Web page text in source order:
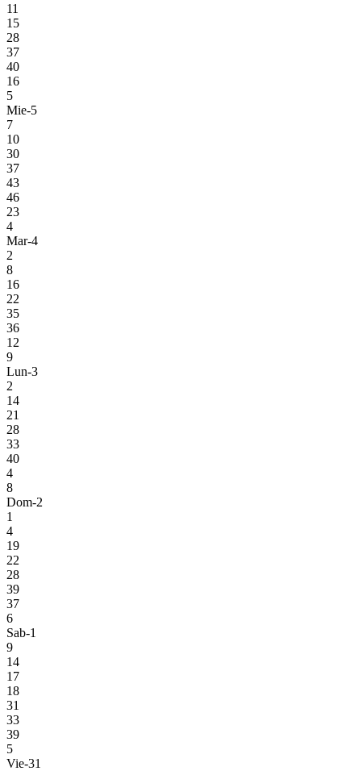
11
15
28
37
40
16
5
Mie-5
7
10
30
37
43
46
23
4
Mar-4
2
8
16
22
35
36
12
9
Lun-3
2
14
21
28
33
40
4
8
Dom-2
1
4
19
22
28
39
37
6
Sab-1
9
14
17
18
31
33
39
5
Vie-31